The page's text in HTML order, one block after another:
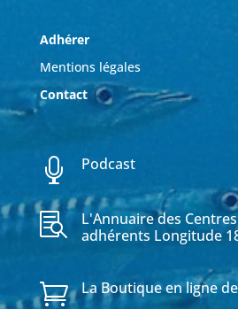
Adhérer
Mentions légales
Contact
 Podcast

L'Annuaire des
adhérents Longitude
 La Boutique en ligne